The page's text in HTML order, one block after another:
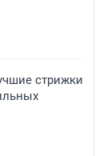
стрижки